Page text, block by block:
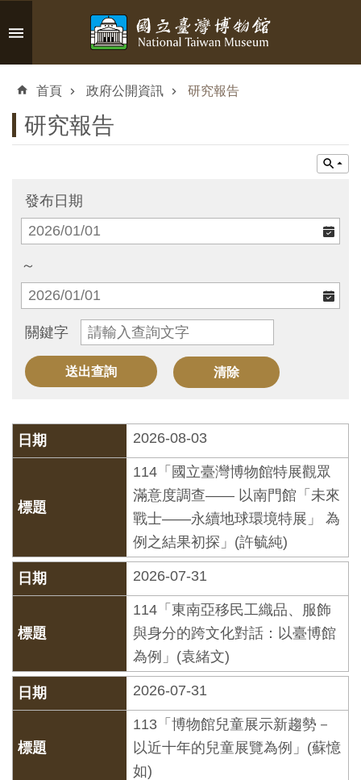
跳到主要內容區塊
搜
尋
認
識
臺
博
參
觀
資
訊
展
覽
訊
育
活
動
出
版
創
首頁 政府公開資訊 研究報告
研究報告
發布日期
～
關鍵字
2026-08-03
114「國立臺灣博物館特展觀眾
滿意度調查—— 以南門館「未來
戰士——永續地球環境特展」 為
例之結果初探」(許毓純)
2026-07-31
114「東南亞移民工織品、服飾
與身分的跨文化對話：以臺博館
為例」(袁緒文)
2026-07-31
113「博物館兒童展示新趨勢－
以近十年的兒童展覽為例」(蘇憶
如)